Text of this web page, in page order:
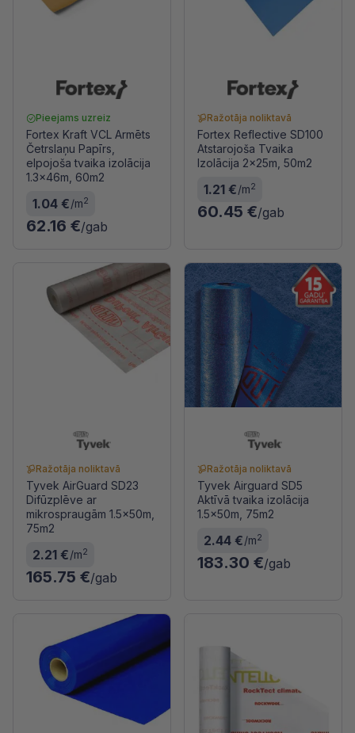
Pieejams uzreiz
Fortex Kraft VCL Armēts
Četrslaņu Papīrs,
elpojoša tvaika izolācija
1.3x46m, 60m2
1.04 €/m2
62.16 €/gab
Ražotāja noliktavā
Fortex Reflective SD100
Atstarojoša Tvaika
Izolācija 2x25m, 50m2
1.21 €/m2
60.45 €/gab
Ražotāja noliktavā
Tyvek AirGuard SD23
Difūzplēve ar
mikrospraugām 1.5x50m,
75m2
2.21 €/m2
165.75 €/gab
Ražotāja noliktavā
Tyvek Airguard SD5
Aktīvā tvaika izolācija
1.5x50m, 75m2
2.44 €/m2
183.30 €/gab